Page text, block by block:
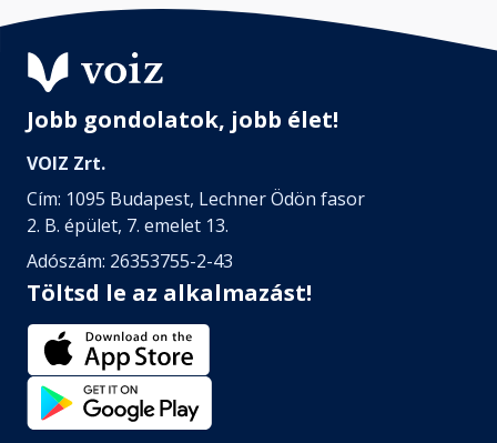
Jobb gondolatok, jobb élet!
VOIZ Zrt.
Cím: 1095 Budapest, Lechner Ödön fasor
2. B. épület, 7. emelet 13.
Adószám: 26353755-2-43
Töltsd le az alkalmazást!